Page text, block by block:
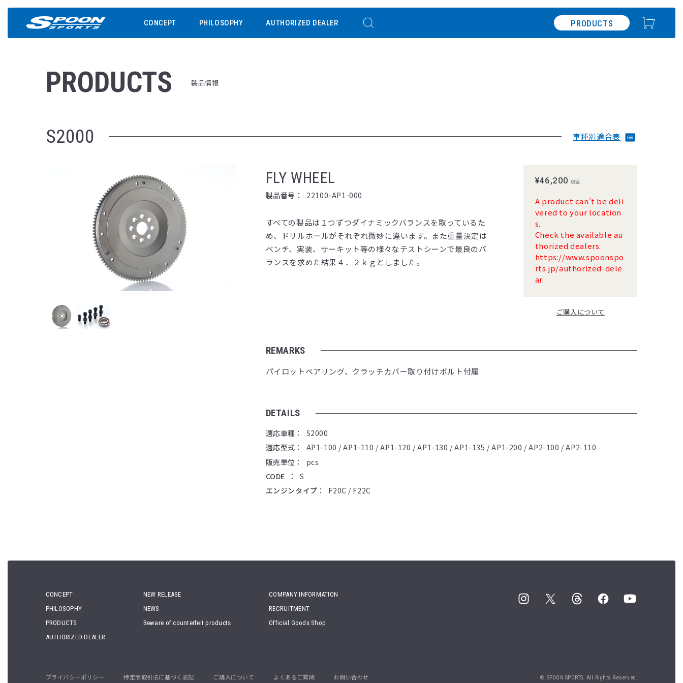
CONCEPT PHILOSOPHY AUTHORIZED DEALER PRODUCTS
PRODUCTS 製品情報
S2000 車種別適合表
¥46,200 税込
A product can't be deli
vered to your location
s.
Check the available au
thorized dealers.
https://www.spoonspo
rts.jp/authorized-dele
ar.
ご購入について
FLY WHEEL
製品番号： 22100-AP1-000
すべての製品は１つずつダイナミックバランスを取っているた
め、ドリルホールがそれぞれ微妙に違います。また重量決定は
ベンチ、実装、サーキット等の様々なテストシーンで最良のバ
ランスを求めた結果４．２ｋｇとしました。
REMARKS
パイロットベアリング、クラッチカバー取り付けボルト付属
DETAILS
適応車種
S2000
適応型式
AP1-100 / AP1-110 / AP1-120 / AP1-130 / AP1-135 / AP1-200 / AP2-100 / AP2-110
販売単位
pcs
CODE
S
エンジンタイプ
F20C / F22C
CONCEPT
PHILOSOPHY
PRODUCTS
AUTHORIZED DEALER
NEW RELEASE
NEWS
Beware of counterfeit products
COMPANY INFORMATION
RECRUITMENT
Official Goods Shop
プライバシーポリシー 特定商取引法に基づく表記 ご購入について よくあるご質問 お問い合わせ © SPOON SPORTS. All Rights Reserved.